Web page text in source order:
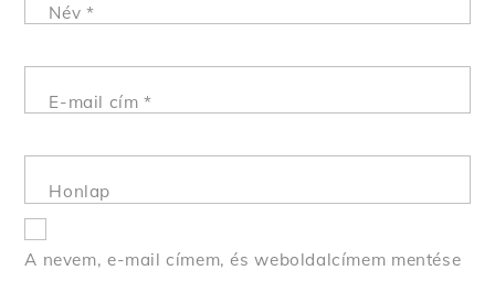
Név *
E-mail cím*
Honlap
A nevem, e-mail címem, és weboldalcímem mentése